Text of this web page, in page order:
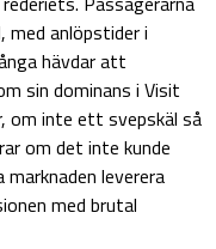
med anlöpstider i
hävdar att
sin dominans i Visit
om inte ett svepskäl så
om det inte kunde
leverera
med brutal